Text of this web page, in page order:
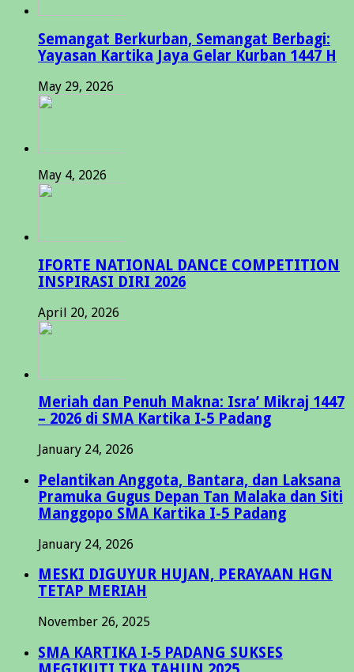
Semangat Berkurban, Semangat Berbagi:
Yayasan Kartika Jaya Gelar Kurban 1447 H
May 29, 2026
May 4, 2026
IFORTE NATIONAL DANCE COMPETITION
INSPIRASI DIRI 2026
April 20, 2026
Meriah dan Penuh Makna: Isra’ Mikraj 1447
– 2026 di SMA Kartika I-5 Padang
January 24, 2026
Pelantikan Anggota, Bantara, dan Laksana
Pramuka Gugus Depan Tan Malaka dan Siti
Manggopo SMA Kartika I-5 Padang
January 24, 2026
MESKI DIGUYUR HUJAN, PERAYAAN HGN
TETAP MERIAH
November 26, 2025
SMA KARTIKA I-5 PADANG SUKSES